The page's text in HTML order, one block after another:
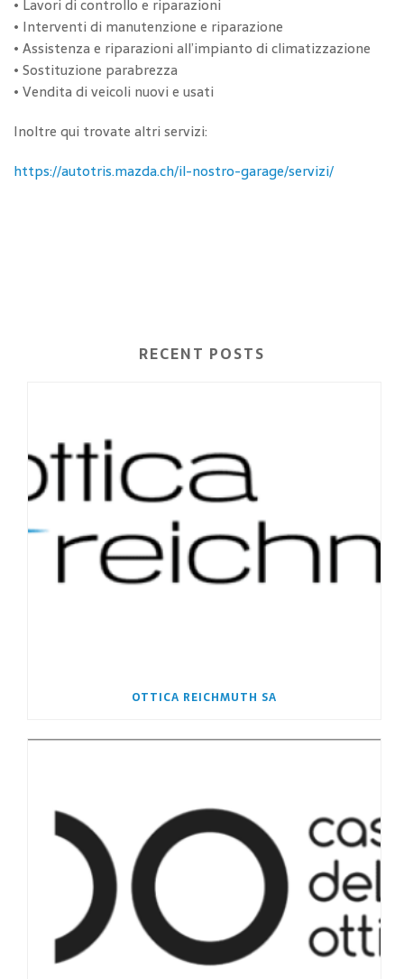
• Lavori di controllo e riparazioni
• Interventi di manutenzione e riparazione
• Assistenza e riparazioni all’impianto di climatizzazione
• Sostituzione parabrezza
• Vendita di veicoli nuovi e usati
Inoltre qui trovate altri servizi:
https://autotris.mazda.ch/il-nostro-garage/servizi/
RECENT POSTS
OTTICA REICHMUTH SA